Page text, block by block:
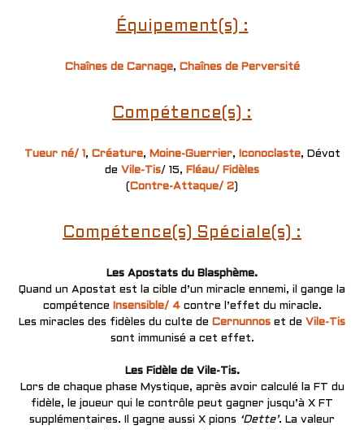
Équipement(s) :
Chaînes de Carnage, Chaînes de Perversité
Compétence(s) :
Tueur né/ 1 , Créature, Moine-Guerrier, Iconoclaste, Dévot
de Vile-Tis/ 15, Fléau/ Fidèles
(Contre-Attaque/ 2)
Compétence(s) Spéciale(s) :
Les Apostats du Blasphème.
Quand un Apostat est la cible d’un miracle ennemi, il gange la
compétence
Insensible/ 4contre l’effet du miracle.
Les miracles des fidèles du culte de Cernunnos et de Vile-Tis
sont immunisé a cet effet.
Les Fidèle de Vile-Tis.
Lors de chaque phase Mystique, après avoir calculé la FT du
fidèle, le joueur qui le contrôle peut gagner jusqu’à X FT
supplémentaires. Il gagne aussi X pions ‘Dette’. La valeur